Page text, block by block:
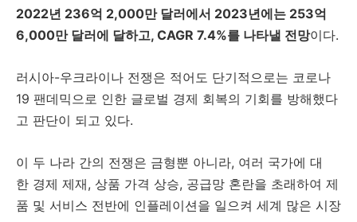
2022년 236억 2,000만 달러에서 2023년에는 253억
6,000만 달러에 달하고, CAGR 7.4%를 나타낼 전망이다.
러시아-우크라이나 전쟁은 적어도 단기적으로는 코로나
19 팬데믹으로 인한 글로벌 경제 회복의 기회를 방해했다
고 판단이 되고 있다.
이 두 나라 간의 전쟁은 금형뿐 아니라, 여러 국가에 대
한 경제 제재, 상품 가격 상승, 공급망 혼란을 초래하여 제
품 및 서비스 전반에 인플레이션을 일으켜 세계 많은 시장